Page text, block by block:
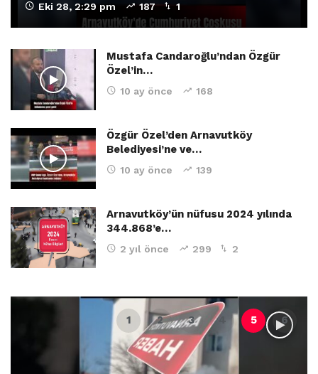
Eki 28, 2:29 pm 187 1
Mustafa Candaroğlu’ndan Özgür
Özel’in…
10 ay önce 168
Özgür Özel’den Arnavutköy
Belediyesi’ne ve…
10 ay önce 139
Arnavutköy’ün nüfusu 2024 yılında
344.868’e…
2 yıl önce 299 2